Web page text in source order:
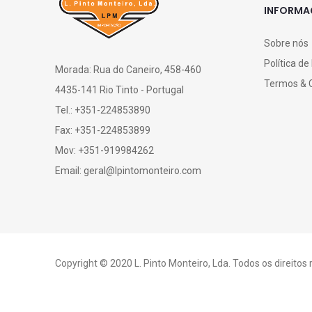
Morada: Rua do Caneiro, 458-460
4435-141 Rio Tinto - Portugal
Tel.: +351-224853890
Fax: +351-224853899
Mov: +351-919984262
Email: geral@lpintomonteiro.com
Sobre nós
Política
Termos &
Copyright © 2020 L. Pinto Monteiro, Lda. Todos os direitos